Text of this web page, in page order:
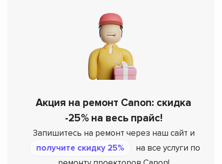
Акция на ремонт Canon: скидка
-25% на весь прайс!
Запишитесь на ремонт через наш сайт и
получите скидку 25%
на все услуги по